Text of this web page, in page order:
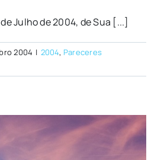
Julho de 2004, de Sua [...]
2004 | 2004, Pareceres